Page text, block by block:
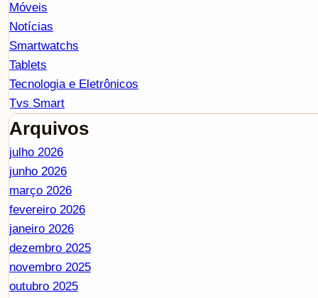
Móveis
Notícias
Smartwatchs
Tablets
Tecnologia e Eletrônicos
Tvs Smart
Arquivos
julho 2026
junho 2026
março 2026
fevereiro 2026
janeiro 2026
dezembro 2025
novembro 2025
outubro 2025